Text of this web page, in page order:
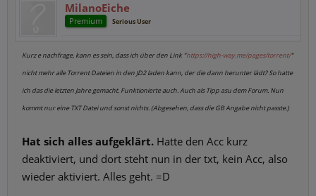
MilanoEiche
Premium Serious User
Kurz e nachfrage, kann es sein, dass ich über den Link "https://high-way.me/pages/torrent/"
nicht mehr alle Torrent Dateien in den JD2 laden kann, der die dann herunter lädt? So hatte
ich das die letzten Jahre gemacht. Funktionierte auch. Auch als Tipp asu dem Forum. Nun
kommt nur eine TXT Datei und sonst nichts. (Abgesehen, dass die GB Angabe nicht passte.)
Hat sich alles aufgeklärt. Hatte den Acc kurz
deaktiviert, und dort steht nun in der txt, kein Acc, also
wieder aktiviert. Alles geht. =D